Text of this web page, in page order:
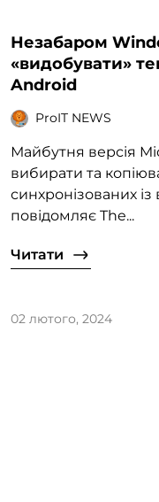
Незабаром
«видобувати»
Android
ProIT NEWS
Майбутня версія
вибирати та
синхронізованих
повідомляє The...
Читати
02 лютого, 2024